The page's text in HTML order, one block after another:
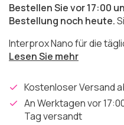
Bestellen Sie vor 17:00
Bestellung noch heute.
Interprox Nano für die
Lesen Sie mehr
Kostenloser Versand
An Werktagen vor
Tag versandt